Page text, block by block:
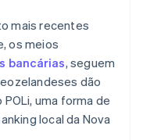
mais recentes
os meios
bancárias, seguem
dão
uma forma de
local da Nova